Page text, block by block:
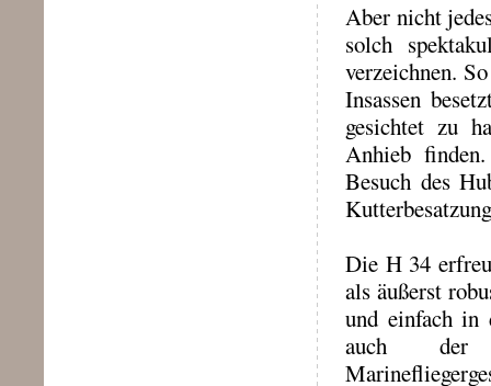
Aber nicht
solch
verzeichnen.
Insassen
gesichtet zu
Anhieb
Besuch des
Die H 34
als äußerst
und einfach in
auch der